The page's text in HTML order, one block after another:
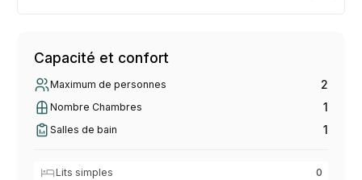
Capacité et confort
Maximum de personnes 2
Nombre Chambres 1
Salles de bain 1
Lits simples 0